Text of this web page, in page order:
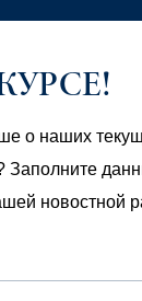
о наших
Заполните
новостной